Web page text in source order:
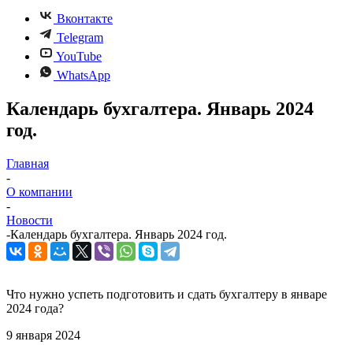
Вконтакте
Telegram
YouTube
WhatsApp
Календарь бухгалтера. Январь 2024
год.
Главная
-
О компании
-
Новости
-Календарь бухгалтера. Январь 2024 год.
Что нужно успеть подготовить и сдать бухгалтеру в январе
2024 года?
9 января 2024